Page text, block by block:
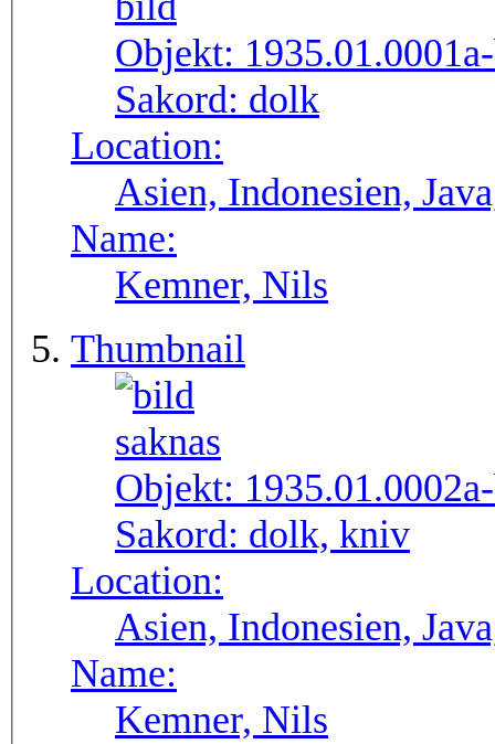
Objekt:
Sakord: dolk
Location:
Asien, Indonesien,
Name:
Kemner, Nils
Thumbnail
Objekt:
Sakord: dolk, kniv
Location:
Asien, Indonesien,
Name:
Kemner, Nils